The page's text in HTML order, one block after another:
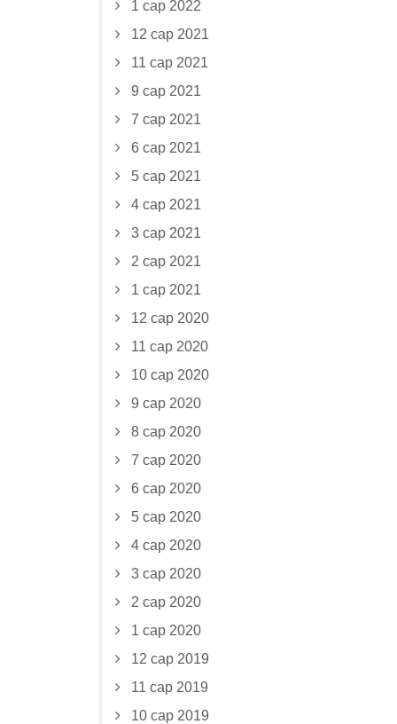
1 сар 2022
12 сар 2021
11 сар 2021
9 сар 2021
7 сар 2021
6 сар 2021
5 сар 2021
4 сар 2021
3 сар 2021
2 сар 2021
1 сар 2021
12 сар 2020
11 сар 2020
10 сар 2020
9 сар 2020
8 сар 2020
7 сар 2020
6 сар 2020
5 сар 2020
4 сар 2020
3 сар 2020
2 сар 2020
1 сар 2020
12 сар 2019
11 сар 2019
10 сар 2019